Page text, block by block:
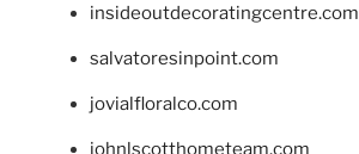
insideoutdecoratingcentre.com
salvatoresinpoint.com
jovialfloralco.com
johnlscotthometeam.com